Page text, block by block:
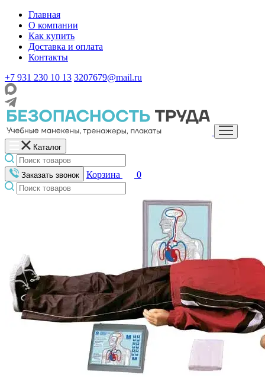
Главная
О компании
Как купить
Доставка и оплата
Контакты
+7 931 230 10 13 3207679@mail.ru
Каталог
Заказать звонок Корзина 0